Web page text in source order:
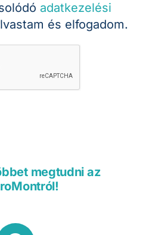
adatkezelési
és elfogadom.
megtudni az